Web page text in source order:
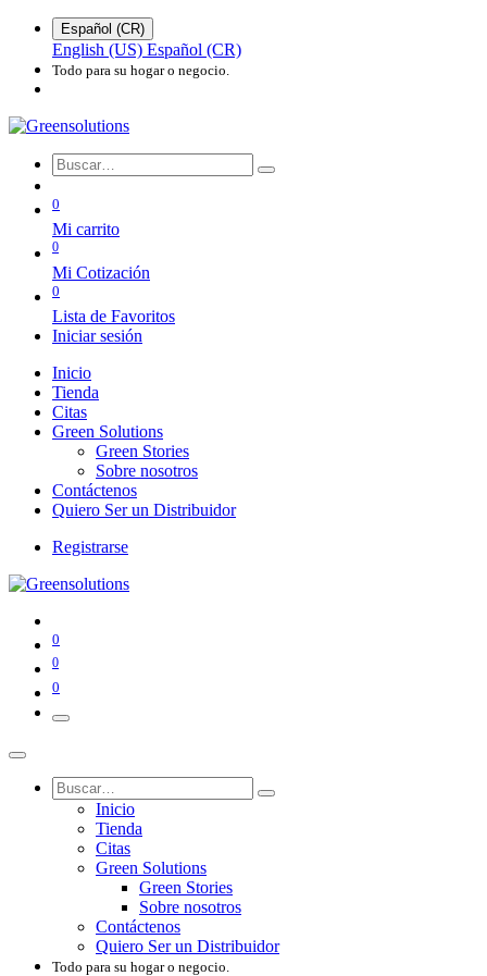
Español (CR)
English (US) Español (CR)
Todo para su hogar o negocio.
0
Mi carrito
0
Mi Cotización
0
Lista de Favoritos
Iniciar sesión
Inicio
Tienda
Citas
Green Solutions
Green Stories
Sobre nosotros
Contáctenos
Quiero Ser un Distribuidor
Registrarse
0
0
0
Inicio
Tienda
Citas
Green Solutions
Green Stories
Sobre nosotros
Contáctenos
Quiero Ser un Distribuidor
Todo para su hogar o negocio.